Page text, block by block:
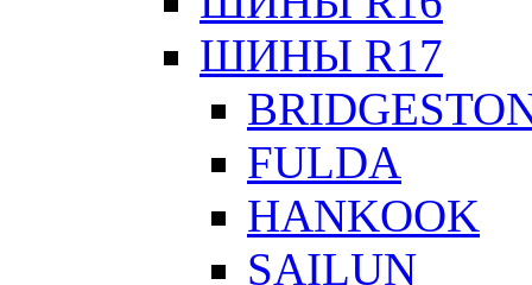
ШИНЫ R17
FULDA
HANKOOK
SAILUN